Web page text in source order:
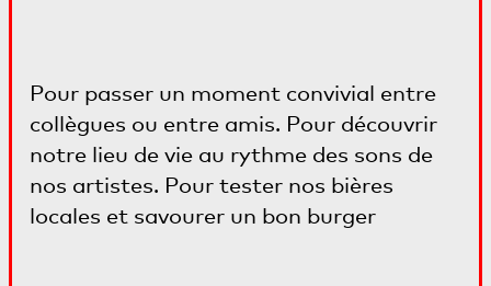
Pour passer un moment convivial entre
collègues ou entre amis. Pour découvrir
notre lieu de vie au rythme des sons de
nos artistes. Pour tester nos bières
locales et savourer un bon burger